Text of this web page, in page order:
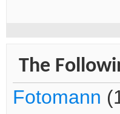
The
Fotomann